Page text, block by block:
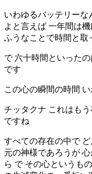
いわゆるバッテリーな
よと言えば 一年間は
ふうなことで時間と取
で 六十時間といった
です
この心の瞬間の時間
チッタクナ これはも
ですね
すべての存在の中で
元の神様であろうが
ら で その心というも